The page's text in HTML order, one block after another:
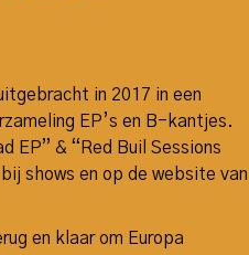
in 2017 in een
EP’s en B-kantjes.
EP” & “Red Buil Sessions
shows en op de website van
en klaar om Europa